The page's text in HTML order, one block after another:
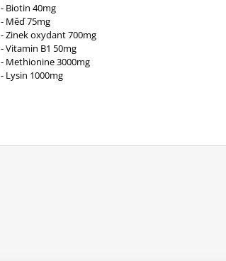
- Biotin 40mg
- Měď 75mg
- Zinek oxydant 700mg
- Vitamin B1 50mg
- Methionine 3000mg
- Lysin 1000mg